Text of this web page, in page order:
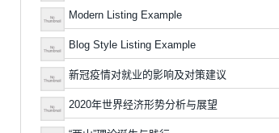
Modern Listing Example
Blog Style Listing Example
新冠疫情对就业的影响及对策建议
2020年世界经济形势分析与展望